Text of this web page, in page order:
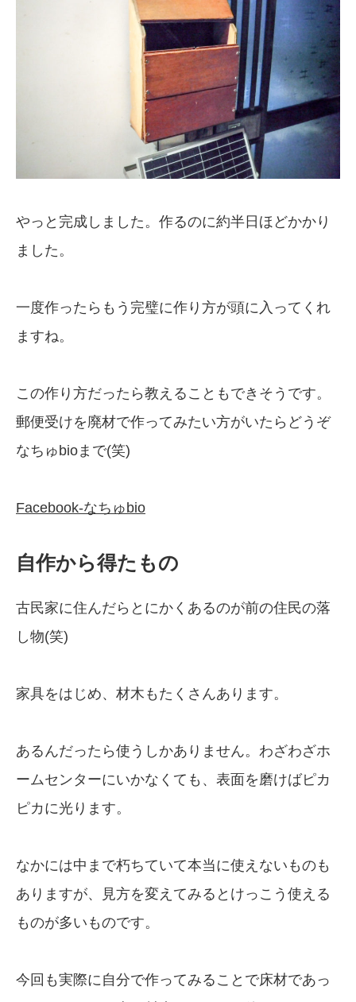
やっと完成しました。作るのに約半日ほどかかり
ました。
一度作ったらもう完璧に作り方が頭に入ってくれ
ますね。
この作り方だったら教えることもできそうです。
郵便受けを廃材で作ってみたい方がいたらどうぞ
なちゅbioまで(笑)
Facebook-なちゅbio
自作から得たもの
古民家に住んだらとにかくあるのが前の住民の落
し物(笑)
家具をはじめ、材木もたくさんあります。
あるんだったら使うしかありません。わざわざホ
ームセンターにいかなくても、表面を磨けばピカ
ピカに光ります。
なかには中まで朽ちていて本当に使えないものも
ありますが、見方を変えてみるとけっこう使える
ものが多いものです。
今回も実際に自分で作ってみることで床材であっ